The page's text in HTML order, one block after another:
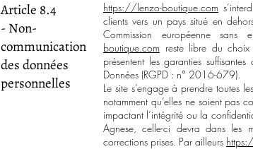
Article 8.4
- Non-
communication
des données
personnelles
https://lenzo-boutique.com
clients vers un pays situé en
Commission européenne
boutique.com reste libre du choix
présentent les garanties
Données (RGPD : n° 2016-679).
Le sites’engage à prendre toutes
notamment qu’elles ne soient pas
impactant l’intégrité ou la
Agnese, celle-ci devra dans les
corrections prises. Par ailleurs